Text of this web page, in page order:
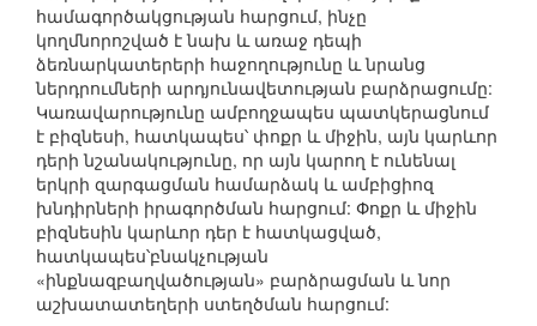
համագործակցության հարցում, ինչը
կողմնորոշված է նախ և առաջ դեպի
ձեռնարկատերերի հաջողությունը և նրանց
ներդրումների արդյունավետության բարձրացումը:
Կառավարությունը ամբողջապես պատկերացնում
է բիզնեսի, հատկապես՝ փոքր և միջին, այն կարևոր
դերի նշանակությունը, որ այն կարող է ունենալ
երկրի զարգացման համարձակ և ամբիցիոզ
խնդիրների իրագործման հարցում: Փոքր և միջին
բիզնեսին կարևոր դեր է հատկացված,
հատկապես՝բնակչության
«ինքնազբաղվածության» բարձրացման և նոր
աշխատատեղերի ստեղծման հարցում: